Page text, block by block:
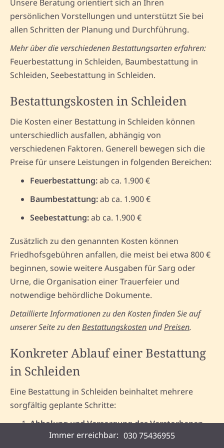
Unsere Beratung orientiert sich an Ihren
persönlichen Vorstellungen und unterstützt Sie bei
allen Schritten der Planung und Durchführung.
Mehr über die verschiedenen Bestattungsarten erfahren:
Feuerbestattung in Schleiden, Baumbestattung in
Schleiden, Seebestattung in Schleiden.
Bestattungskosten in Schleiden
Die Kosten einer Bestattung in Schleiden können
unterschiedlich ausfallen, abhängig von
verschiedenen Faktoren. Generell bewegen sich die
Preise für unsere Leistungen in folgenden Bereichen:
Feuerbestattung:ab ca. 1.900 €
Baumbestattung:ab ca. 1.900 €
Seebestattung:ab ca. 1.900 €
Zusätzlich zu den genannten Kosten können
Friedhofsgebühren anfallen, die meist bei etwa 800 €
beginnen, sowie weitere Ausgaben für Sarg oder
Urne, die Organisation einer Trauerfeier und
notwendige behördliche Dokumente.
Detaillierte Informationen zu den Kosten finden Sie auf
unserer Seite zu denBestattungskosten undPreisen.
Konkreter Ablauf einer Bestattung
in Schleiden
Eine Bestattung in Schleiden beinhaltet mehrere
sorgfältig geplante Schritte:
Abholung und Versorgung des Verstorbenen–
Eine würdevolle Überführung steht an erster
Immer erreichbar: 030 75436955